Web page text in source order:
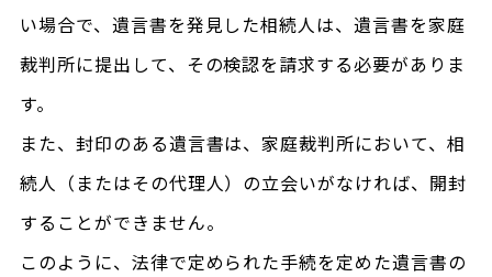
い場合で、遺言書を発見した相続人は、遺言書を家庭
裁判所に提出して、その検認を請求する必要がありま
す。
また、封印のある遺言書は、家庭裁判所において、相
続人（またはその代理人）の立会いがなければ、開封
することができません。
このように、法律で定められた手続を定めた遺言書の